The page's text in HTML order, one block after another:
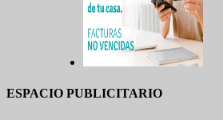
ESPACIO PUBLICITARIO